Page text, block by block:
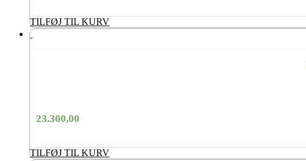
TILFØJ TIL KURV
23.300,00
TILFØJ TIL KURV